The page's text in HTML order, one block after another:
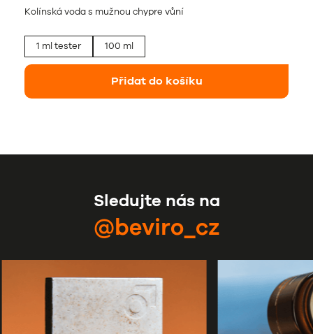
Kolínská voda s mužnou chypre vůní
1 ml tester 100 ml
Přidat do košíku
Sledujte nás na
@beviro_cz